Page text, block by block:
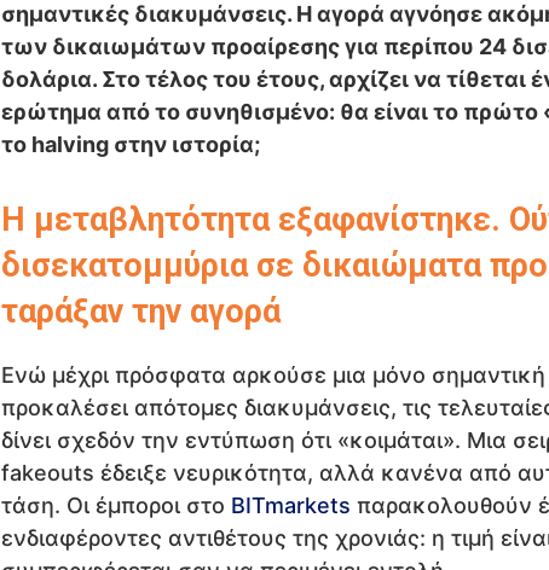
σημαντικές διακυμάνσεις. Η αγορά αγνόησε
των δικαιωμάτων προαίρεσης για περίπου 24
δολάρια. Στο τέλος του έτους, αρχίζει να τίθεται
ερώτημα από το συνηθισμένο: θα είναι το πρώτο
το halving στην ιστορία;
Η μεταβλητότητα εξαφανίστηκε.
δισεκατομμύρια σε δικαιώματα
ταράξαν την αγορά
Ενώ μέχρι πρόσφατα αρκούσε μια μόνο σημαντική
προκαλέσει απότομες διακυμάνσεις, τις
δίνει σχεδόν την εντύπωση ότι «κοιμάται». Μια
fakeouts έδειξε νευρικότητα, αλλά κανένα από
τάση. Οι έμποροι στο BITmarkets παρακολουθούν
ενδιαφέροντες αντιθέτους της χρονιάς: η τιμή